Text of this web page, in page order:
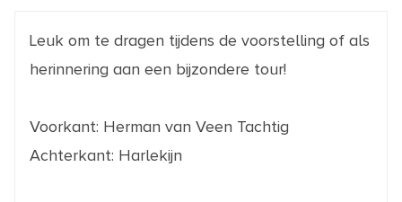
Leuk om te dragen tijdens de voorstelling of als
herinnering aan een bijzondere tour!
Voorkant: Herman van Veen Tachtig
Achterkant: Harlekijn